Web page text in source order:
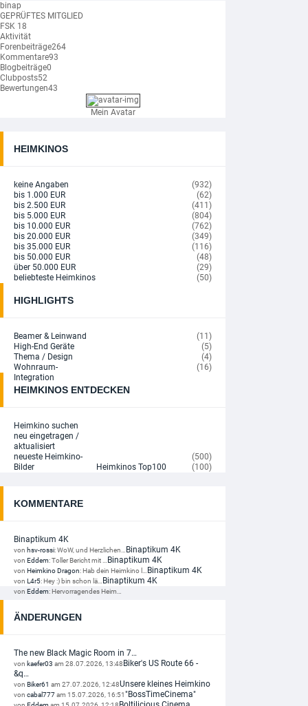
Kill Bill: The Whole Bloody Affair 4K (Limited ...
39,99 EUR
VORBESTELLBAR
Star Wars: Andor - Die komplette erste Staffel 4K ...
59,99 EUR
VORBESTELLBAR
TIPP
VORBESTELLBAR
The Mandalorian - Die komplette erste Staffel 4K ...
59,99 EUR
VORBESTELLBAR
Avatar 4K - Ultimate 3-Movie Collection (3 4K UHD + ...
179,99 EUR
+ Details
+ Details
VORBESTELLBAR
Beverly Hills Cop 4K (Limited Steelbook Edition) ...
Chernobyl (TV Mini-Serie) (Limited Special ...
39,99 EUR
VORBESTELLBAR
binap
GEPRÜFTES MITGLIED
FSK 18
Aktivität
Forenbeiträge264
Kommentare93
Blogbeiträge0
Clubposts52
Bewertungen43
Mein Avatar
HEIMKINOS
keine Angaben
(932)
bis 1.000 EUR
(62)
bis 2.500 EUR
(411)
bis 5.000 EUR
(804)
bis 10.000 EUR
(762)
bis 20.000 EUR
(349)
bis 35.000 EUR
(116)
bis 50.000 EUR
(48)
über 50.000 EUR
(29)
beliebteste Heimkinos
(50)
HIGHLIGHTS
Beamer & Leinwand
(11)
High-End Geräte
(5)
Thema / Design
(4)
Wohnraum-
Integration
(16)
HEIMKINOS ENTDECKEN
Heimkino suchen
neu eingetragen /
aktualisiert
neueste Heimkino-
Bilder
(500)
Heimkinos Top100
(100)
KOMMENTARE
Binaptikum 4K
von hsv-rossi:WoW, und Herzlichen… Binaptikum 4K
von Eddem:Toller Bericht mit … Binaptikum 4K
von Heimkino Dragon:Hab dein Heimkino l… Binaptikum 4K
von L4r5:Hey :) bin schon lä… Binaptikum 4K
von Eddem:Hervorragendes Heim…
ÄNDERUNGEN
The new Black Magic Room in 7…
von kaefer03 am 28.07.2026, 13:48 Biker's US Route 66 -
&q…
von Biker61 am 27.07.2026, 12:48Unsere kleines Heimkino
von cabal777am 15.07.2026, 16:51"BossTimeCinema"